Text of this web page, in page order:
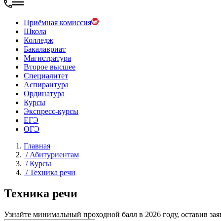
Приёмная комиссия
Школа
Колледж
Бакалавриат
Магистратура
Второе высшее
Специалитет
Аспирантура
Ординатура
Курсы
Экспресс-курсы
ЕГЭ
ОГЭ
Главная
/Абитуриентам
/Курсы
/Техника речи
Техника речи
Узнайте минимальный проходной балл в 2026 году, оставив